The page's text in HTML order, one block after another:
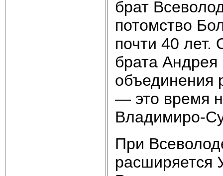
брат
потомство
почти 40 лет.
брата
объединения
— это время
Владимиро-
При
расширяется